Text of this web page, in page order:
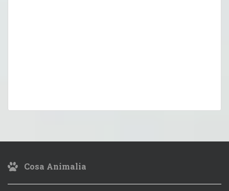
Cosa Animalia